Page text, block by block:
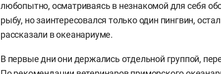
любопытно, осматриваясь в незнакомой для себя
рыбу, но заинтересовался только один пингвин,
рассказали в океанариуме.
В первые дни они держались отдельной группой,